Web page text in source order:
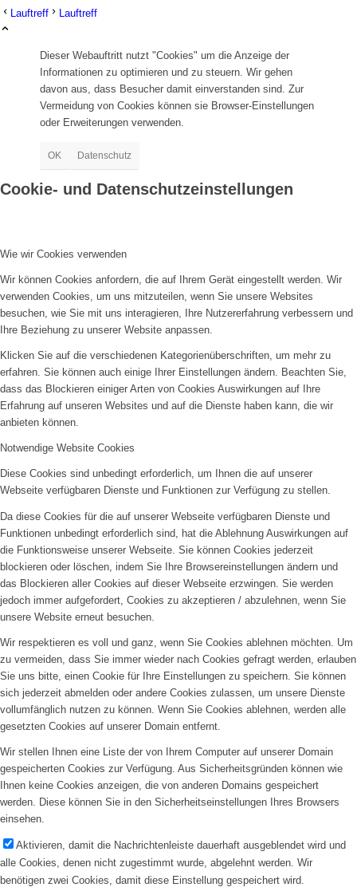
Geschichte
Berichte
Bilder BSA
Downloads
Mitgliedschaft
Lauftreff Lauftreff
Dieser Webauftritt nutzt "Cookies" um die Anzeige der
Informationen zu optimieren und zu steuern. Wir gehen
davon aus, dass Besucher damit einverstanden sind. Zur
Vermeidung von Cookies können sie Browser-Einstellungen
oder Erweiterungen verwenden.
OK Datenschutz
Cookie- und Datenschutzeinstellungen
Wie wir Cookies verwenden
Wir können Cookies anfordern, die auf Ihrem Gerät eingestellt werden. Wir
verwenden Cookies, um uns mitzuteilen, wenn Sie unsere Websites
besuchen, wie Sie mit uns interagieren, Ihre Nutzererfahrung verbessern und
Ihre Beziehung zu unserer Website anpassen.
Klicken Sie auf die verschiedenen Kategorienüberschriften, um mehr zu
erfahren. Sie können auch einige Ihrer Einstellungen ändern. Beachten Sie,
dass das Blockieren einiger Arten von Cookies Auswirkungen auf Ihre
Erfahrung auf unseren Websites und auf die Dienste haben kann, die wir
anbieten können.
Notwendige Website Cookies
Diese Cookies sind unbedingt erforderlich, um Ihnen die auf unserer
Webseite verfügbaren Dienste und Funktionen zur Verfügung zu stellen.
Da diese Cookies für die auf unserer Webseite verfügbaren Dienste und
Funktionen unbedingt erforderlich sind, hat die Ablehnung Auswirkungen auf
die Funktionsweise unserer Webseite. Sie können Cookies jederzeit
blockieren oder löschen, indem Sie Ihre Browsereinstellungen ändern und
das Blockieren aller Cookies auf dieser Webseite erzwingen. Sie werden
jedoch immer aufgefordert, Cookies zu akzeptieren / abzulehnen, wenn Sie
unsere Website erneut besuchen.
Wir respektieren es voll und ganz, wenn Sie Cookies ablehnen möchten. Um
zu vermeiden, dass Sie immer wieder nach Cookies gefragt werden, erlauben
Sie uns bitte, einen Cookie für Ihre Einstellungen zu speichern. Sie können
sich jederzeit abmelden oder andere Cookies zulassen, um unsere Dienste
vollumfänglich nutzen zu können. Wenn Sie Cookies ablehnen, werden alle
gesetzten Cookies auf unserer Domain entfernt.
Wir stellen Ihnen eine Liste der von Ihrem Computer auf unserer Domain
gespeicherten Cookies zur Verfügung. Aus Sicherheitsgründen können wie
Ihnen keine Cookies anzeigen, die von anderen Domains gespeichert
werden. Diese können Sie in den Sicherheitseinstellungen Ihres Browsers
einsehen.
Aktivieren, damit die Nachrichtenleiste dauerhaft ausgeblendet wird und
alle Cookies, denen nicht zugestimmt wurde, abgelehnt werden. Wir
benötigen zwei Cookies, damit diese Einstellung gespeichert wird.